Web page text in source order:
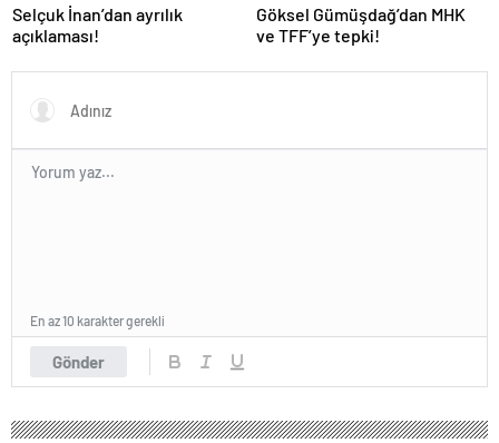
Selçuk İnan’dan ayrılık
açıklaması!
Göksel Gümüşdağ’dan MHK
ve TFF’ye tepki!
Gönder
En az 10 karakter gerekli